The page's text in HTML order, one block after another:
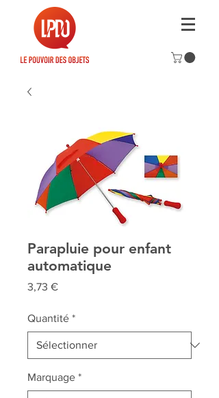
Parapluie pour enfant
automatique
3,73 €Prix
Quantité *
Marquage *